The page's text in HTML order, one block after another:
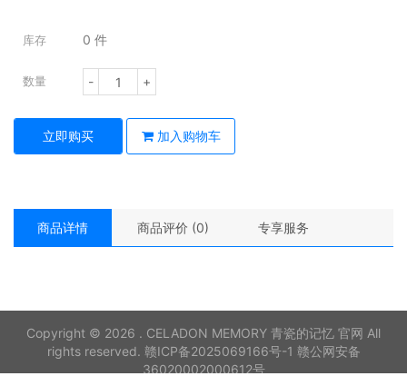
库存 0 件
数量 - +
立即购买 加入购物车
商品详情 商品评价 (0) 专享服务
Copyright © 2026 . CELADON MEMORY 青瓷的记忆 官网 All
rights reserved. 赣ICP备2025069166号-1 赣公网安备
36020002000612号